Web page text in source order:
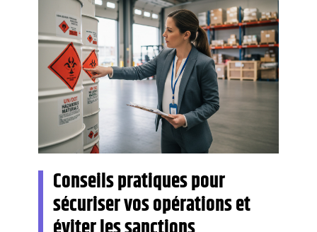
Conseils pratiques pour
sécuriser vos opérations et